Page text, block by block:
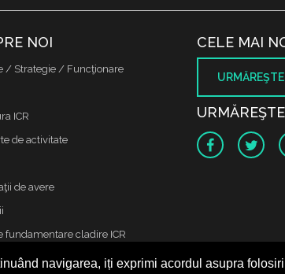
navigarea, iți exprimi acordul asupra
NOI
/ Strategie / Funcţionare
ICR
de activitate
de avere
fundamentare cladire ICR
CELE MAI